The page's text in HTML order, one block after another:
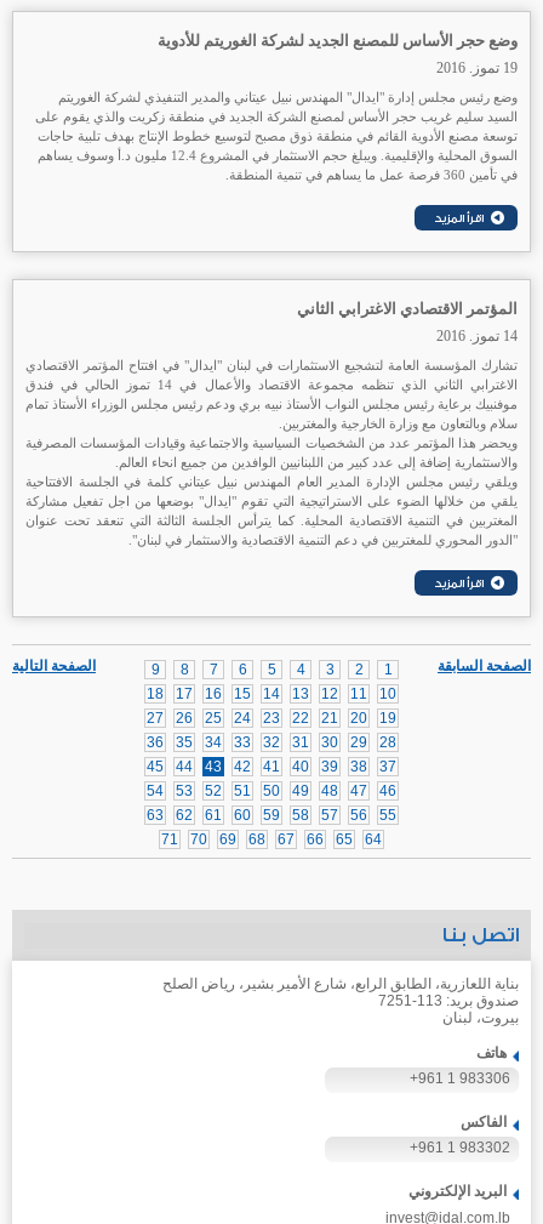
وضع حجر الأساس للمصنع الجديد لشركة الغوريتم للأدوية
19 تموز. 2016
وضع رئيس مجلس إدارة "ايدال" المهندس نبيل عيتاني والمدير التنفيذي لشركة الغوريتم
السيد سليم غريب حجر الأساس لمصنع الشركة الجديد في منطقة زكريت والذي يقوم على
توسعة مصنع الأدوية القائم في منطقة ذوق مصبح لتوسيع خطوط الإنتاج بهدف تلبية حاجات
السوق المحلية والإقليمية. ويبلغ حجم الاستثمار في المشروع 12.4 مليون د.أ وسوف يساهم
في تأمين 360 فرصة عمل ما يساهم في تنمية المنطقة.
المؤتمر الاقتصادي الاغترابي الثاني
14 تموز. 2016
تشارك المؤسسة العامة لتشجيع الاستثمارات في لبنان "ايدال" في افتتاح المؤتمر الاقتصادي
الاغترابي الثاني الذي تنظمه مجموعة الاقتصاد والأعمال في 14 تموز الحالي في فندق
موفنبيك برعاية رئيس مجلس النواب الأستاذ نبيه بري ودعم رئيس مجلس الوزراء الأستاذ تمام
سلام وبالتعاون مع وزارة الخارجية والمغتربين.
ويحضر هذا المؤتمر عدد من الشخصيات السياسية والاجتماعية وقيادات المؤسسات المصرفية
والاستثمارية إضافة إلى عدد كبير من اللبنانيين الوافدين من جميع انحاء العالم.
ويلقي رئيس مجلس الإدارة المدير العام المهندس نبيل عيتاني كلمة في الجلسة الافتتاحية
يلقي من خلالها الضوء على الاستراتيجية التي تقوم "ايدال" بوضعها من اجل تفعيل مشاركة
المغتربين في التنمية الاقتصادية المحلية. كما يترأس الجلسة الثالثة التي تنعقد تحت عنوان
"الدور المحوري للمغتربين في دعم التنمية الاقتصادية والاستثمار في لبنان".
الصفحة التالية 1
2
3
4
5
6
7
8
9
10
11
12
13
14
15
16
17
18
19
20
21
22
23
24
25
26
27
28
29
30
31
32
33
34
35
36
37
38
39
40
41
42
43
44
45
46
47
48
49
50
51
52
53
54
55
56
57
58
59
60
61
62
63
64
65
66
67
68
69
70
71
الصفحة السابقة
اتصل بنا
بناية اللعازرية، الطابق الرابع، شارع الأمير بشير، رياض الصلح
صندوق بريد: 113-7251
بيروت، لبنان
هاتف
+961 1 983306
الفاكس
+961 1 983302
البريد الإلكتروني
invest@idal.com.lb